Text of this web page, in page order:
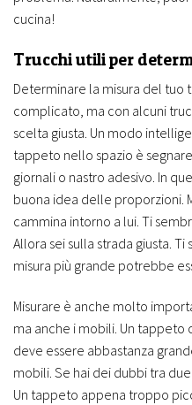
cucina!
Trucchi utili per
Determinare la misura del tuo
complicato, ma con alcuni
scelta giusta. Un modo
tappeto nello spazio è
giornali o nastro adesivo. In
buona idea delle proporzioni.
cammina intorno a lui. Ti
Allora sei sulla strada giusta.
misura più grande potrebbe
Misurare è anche molto
ma anche i mobili. Un tappeto
deve essere abbastanza
mobili. Se hai dei dubbi tra
Un tappeto appena troppo